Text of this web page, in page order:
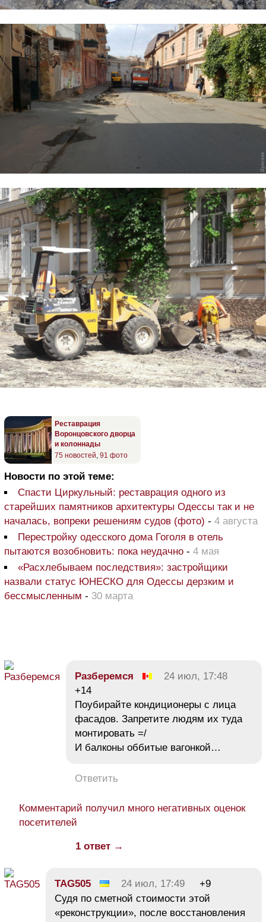
Реставрация
Воронцовского дворца
и колоннады
75 новостей, 91 фото
Новости по этой теме:
Спасти Циркульный: реставрация одного из
старейших памятников архитектуры Одессы так и не
началась, вопреки решениям судов (фото) - 4 августа
Перестройку одесского дома Гоголя в отель
пытаются возобновить: пока неудачно - 4 мая
«Расхлебываем последствия»: застройщики
назвали статус ЮНЕСКО для Одессы дерзким и
бессмысленным - 30 марта
Разберемся
24 июл, 17:48
+14
Поубирайте кондиционеры с лица
фасадов. Запретите людям их туда
монтировать =/
И балконы оббитые вагонкой…
Ответить
Комментарий получил много негативных оценок
посетителей
1 ответ →
TAG505 24 июл, 17:49
+9
Судя по сметной стоимости этой
«реконструкции», после восстановления